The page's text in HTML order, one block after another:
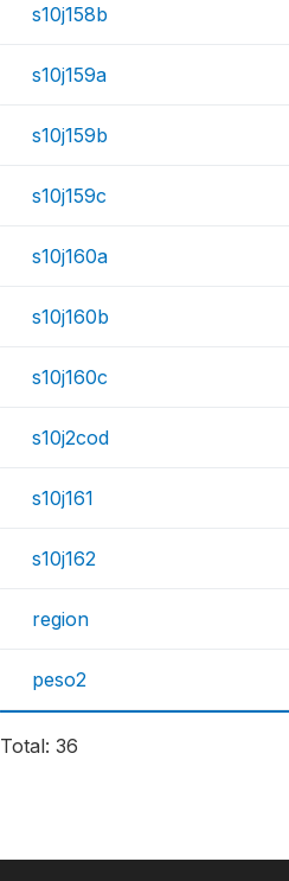
s10j158b
s10j159a
s10j159b
s10j159c
s10j160a
s10j160b
s10j160c
s10j2cod
s10j161
s10j162
region
peso2
Total: 36